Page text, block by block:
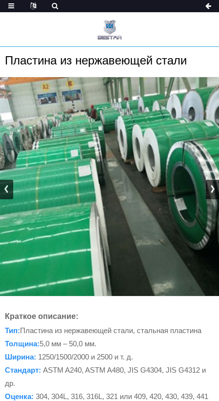
Пластина из нержавеющей стали
Краткое описание:
Тип:Пластина из нержавеющей стали, стальная пластина
Толщина:5,0 мм – 50,0 мм.
Ширина: 1250/1500/2000 и 2500 и т. д.
Стандарт: ASTM A240, ASTM A480, JIS G4304, JIS G4312 и
др.
Оценка: 304, 304L, 316, 316L, 321 или 409, 420, 430, 439, 441